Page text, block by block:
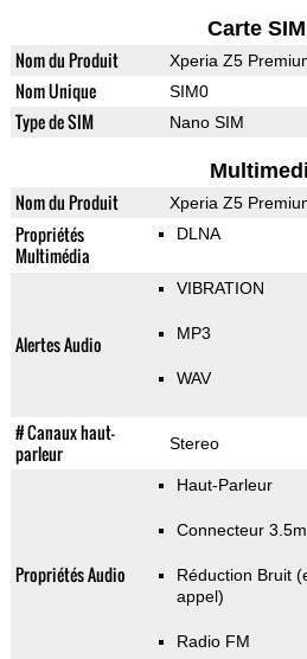
Carte
Nom du Produit Xperia Z5
Nom Unique SIM0
Type de SIM Nano SIM
Nom du Produit Xperia Z5
Propriétés
Multimédia
DLNA
Alertes Audio
VIBRATION
MP3
WAV
# Canaux haut-
parleur
Stereo
Propriétés Audio
Haut-Parleur
Connecteur
Réduction Bruit
appel)
Radio FM